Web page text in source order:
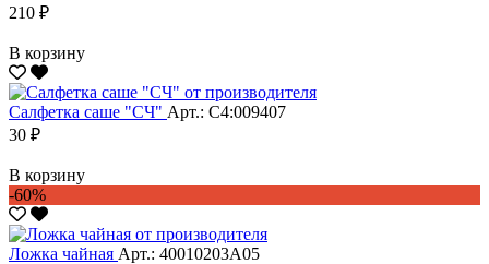
210 ₽
В корзину
Салфетка саше "CЧ" Арт.: С4:009407
30 ₽
В корзину
-60%
Ложка чайная Арт.: 40010203А05